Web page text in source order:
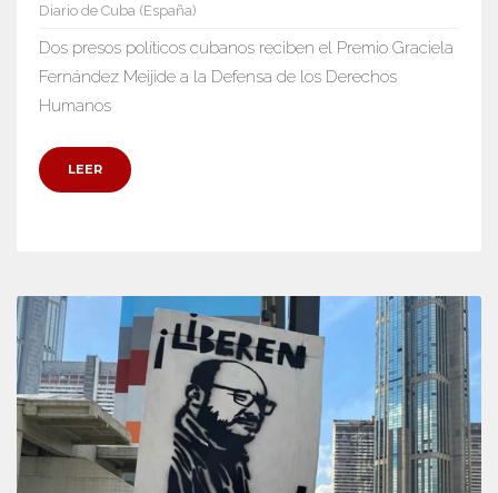
Diario de Cuba (España)
Dos presos políticos cubanos reciben el Premio Graciela
Fernández Meijide a la Defensa de los Derechos
Humanos
LEER